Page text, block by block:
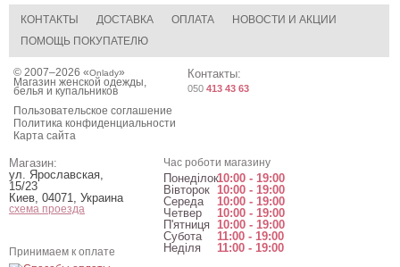
КОНТАКТЫ ДОСТАВКА ОПЛАТА
НОВОСТИ И АКЦИИ
ПОМОЩЬ ПОКУПАТЕЛЮ
© 2007–2026 «Onlady»
Магазин женской одежды,
белья и купальников
Пользовательское соглашение
Политика конфиденциальности
Карта сайта
Контакты:
050 413 43 63
Магазин:
ул. Ярославская,
15/23
Киев 04071 Украина
схема проезда
Час роботи магазину
Понеділок10:00 - 19:00
Вівторок 10:00 - 19:00
Середа
10:00 - 19:00
Четвер
10:00 - 19:00
П'ятниця 10:00 - 19:00
Субота
11:00 - 19:00
Неділя
11:00 - 19:00
Принимаем к оплате